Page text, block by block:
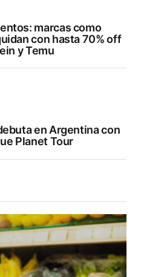
marcas como
con hasta 70% off
y Temu
en Argentina con
Planet Tour